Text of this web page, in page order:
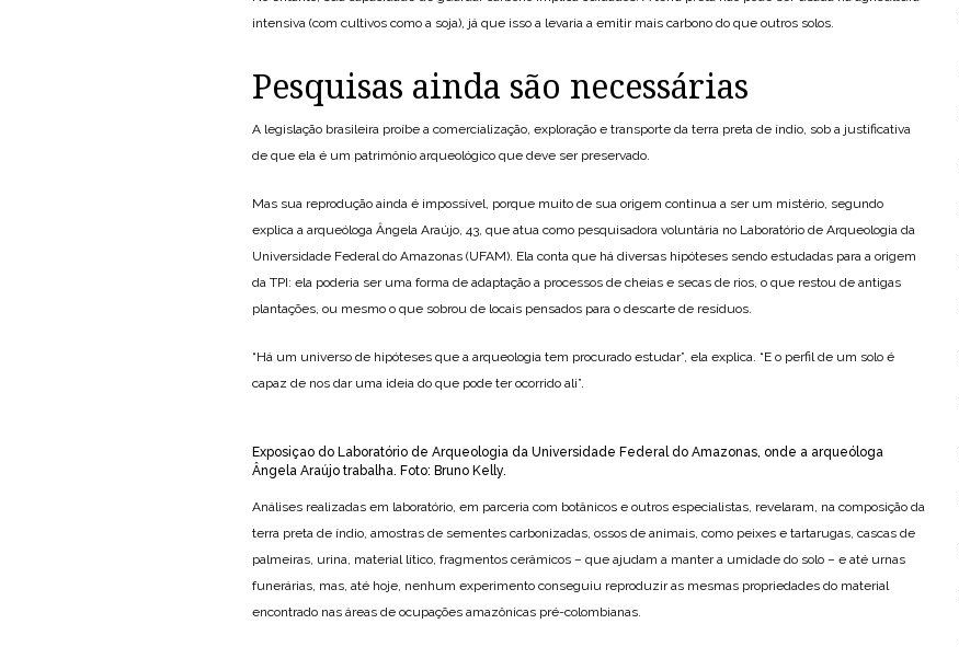
intensiva (com cultivos como a soja), já que isso a levaria a emitir mais carbono do que outros solos.
Pesquisas ainda são necessárias
A legislação brasileira proíbe a comercialização, exploração e transporte da terra preta de índio, sob a justificativa
de que ela é um patrimônio arqueológico que deve ser preservado.
Mas sua reprodução ainda é impossível, porque muito de sua origem continua a ser um mistério, segundo
explica a arqueóloga Ângela Araújo, 43, que atua como pesquisadora voluntária no Laboratório de Arqueologia da
Universidade Federal do Amazonas (UFAM). Ela conta que há diversas hipóteses sendo estudadas para a origem
da TPI: ela poderia ser uma forma de adaptação a processos de cheias e secas de rios, o que restou de antigas
plantações, ou mesmo o que sobrou de locais pensados para o descarte de resíduos.
“Há um universo de hipóteses que a arqueologia tem procurado estudar”, ela explica. “E o perfil de um solo é
capaz de nos dar uma ideia do que pode ter ocorrido ali”.
Exposiçao do Laboratório de Arqueologia da Universidade Federal do Amazonas, onde a arqueóloga
Ângela Araújo trabalha. Foto: Bruno Kelly.
Análises realizadas em laboratório, em parceria com botânicos e outros especialistas, revelaram, na composição da
terra preta de índio, amostras de sementes carbonizadas, ossos de animais, como peixes e tartarugas, cascas de
palmeiras, urina, material lítico, fragmentos cerâmicos – que ajudam a manter a umidade do solo – e até urnas
funerárias, mas, até hoje, nenhum experimento conseguiu reproduzir as mesmas propriedades do material
encontrado nas áreas de ocupações amazônicas pré-colombianas.